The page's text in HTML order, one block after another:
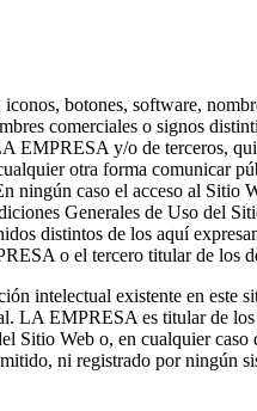
botones, software,
comerciales o signos
EMPRESA y/o de terceros,
otra forma comunicar
ningún caso el acceso al Sitio
Generales de Uso del
distintos de los aquí
o el tercero titular de los
intelectual existente en este
LA EMPRESA es titular de
Web o, en cualquier caso
ni registrado por ningún